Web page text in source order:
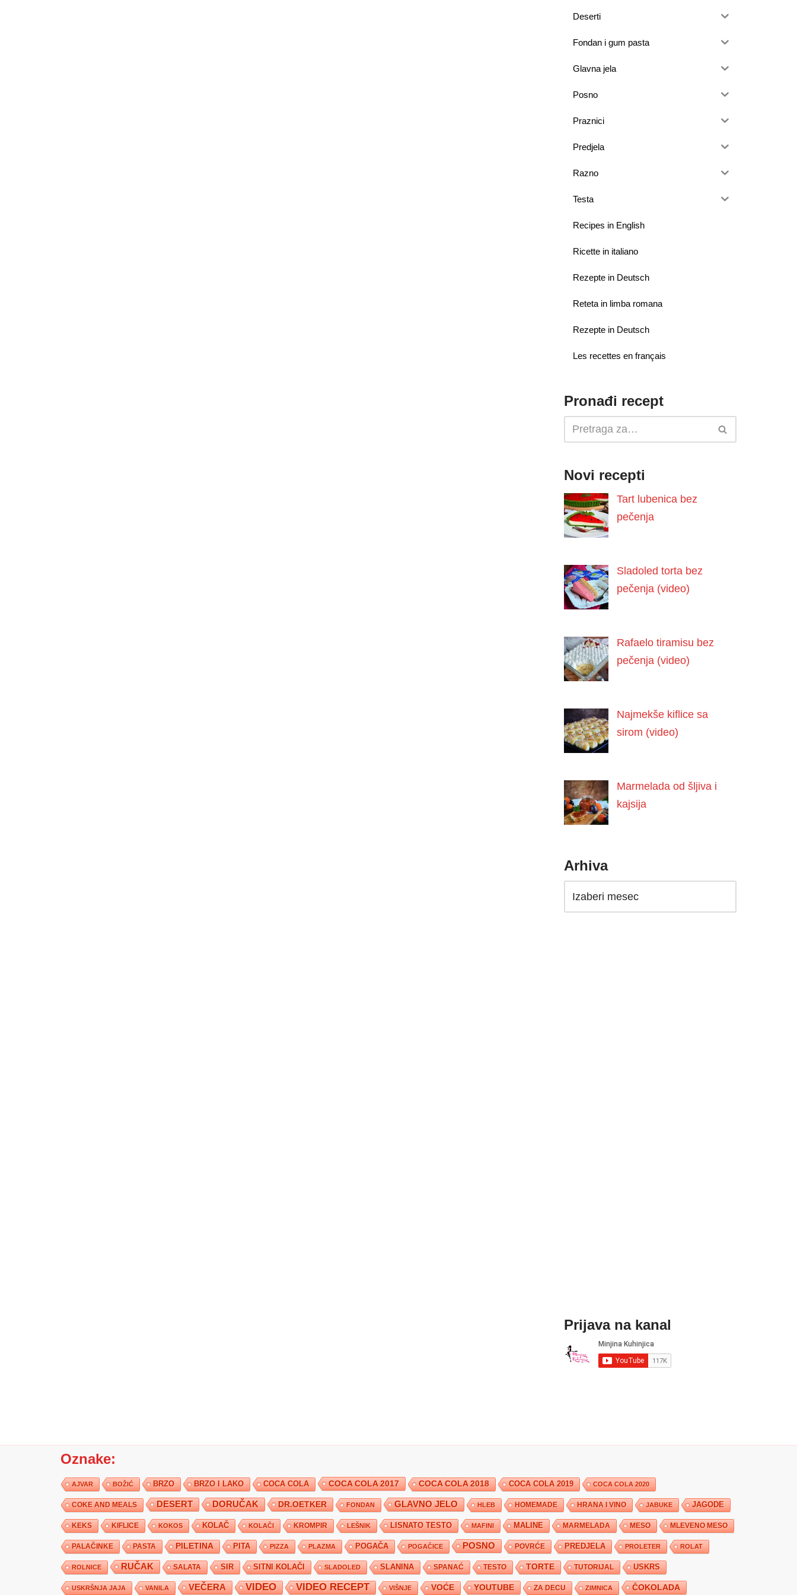
Deserti
Fondan i gum pasta
Glavna jela
Posno
Praznici
Predjela
Razno
Testa
Recipes in English
Ricette in italiano
Rezepte in Deutsch
Reteta in limba romana
Rezepte in Deutsch
Les recettes en français
Pronađi recept
Novi recepti
Tart lubenica bez
pečenja
Sladoled torta bez
pečenja (video)
Rafaelo tiramisu bez
pečenja (video)
Najmekše kiflice sa
sirom (video)
Marmelada od šljiva i
kajsija
Arhiva
Prijava na kanal
Oznake:
AJVAR BOŽIĆ BRZO BRZO I LAKO COCA COLA COCA COLA 2017 COCA COLA 2018 COCA COLA 2019 COCA COLA 2020
COKE AND MEALS DESERT DORUČAK DR.OETKER FONDAN GLAVNO JELO HLEB HOMEMADE HRANA I VINO JABUKE JAGODE
KEKS KIFLICE KOKOS KOLAČ KOLAČI KROMPIR LEŠNIK LISNATO TESTO MAFINI MALINE MARMELADA MESO MLEVENO MESO
PALAČINKE PASTA PILETINA PITA PIZZA PLAZMA POGAČA POGAČICE POSNO POVRĆE PREDJELA PROLETER ROLAT
ROLNICE RUČAK SALATA SIR SITNI KOLAČI SLADOLED SLANINA SPANAĆ TESTO TORTE TUTORIJAL USKRS
USKRŠNJA JAJA VANILA VEČERA VIDEO VIDEO RECEPT VIŠNJE VOĆE YOUTUBE ZA DECU ZIMNICA ČOKOLADA